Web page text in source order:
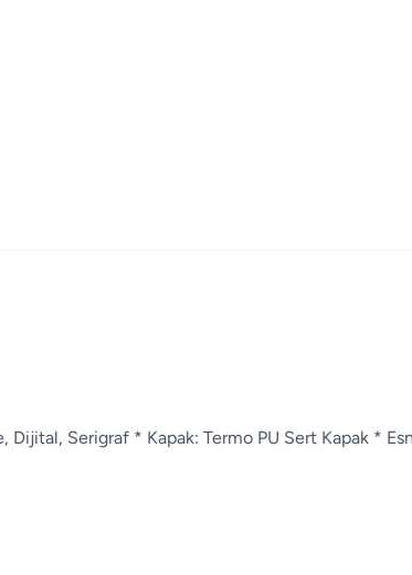
Dijital, Serigraf * Kapak: Termo PU Sert Kapak *